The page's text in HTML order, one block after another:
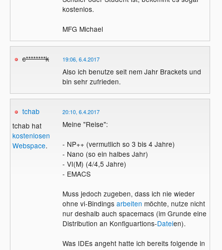
kostenlos.
MFG Michael
c********k 19:06, 6.4.2017
Also ich benutze seit nem Jahr Brackets und
bin sehr zufrieden.
tchab
tchab hat
kostenlosen
Webspace.
20:10, 6.4.2017
Meine "Reise":
- NP++ (vermutlich so 3 bis 4 Jahre)
- Nano (so ein halbes Jahr)
- VI(M) (4/4,5 Jahre)
- EMACS
Muss jedoch zugeben, dass ich nie wieder
ohne vi-Bindings arbeiten möchte, nutze nicht
nur deshalb auch spacemacs (im Grunde eine
Distribution an Konfiguartions-Dateien).
Was IDEs angeht hatte ich bereits folgende in